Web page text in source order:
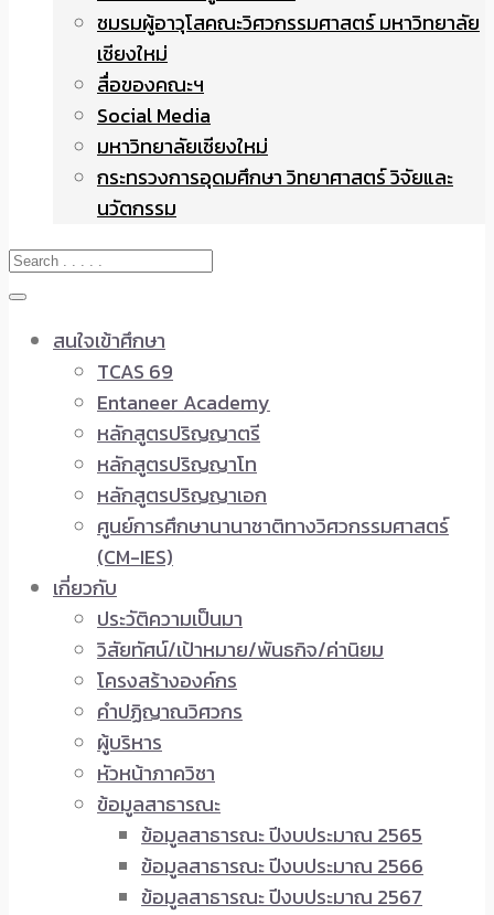
ชมรมผู้อาวุโสคณะวิศวกรรมศาสตร์ มหาวิทยาลัย
เชียงใหม่
สื่อของคณะฯ
Social Media
มหาวิทยาลัยเชียงใหม่
กระทรวงการอุดมศึกษา วิทยาศาสตร์ วิจัยและ
นวัตกรรม
สนใจเข้าศึกษา
TCAS 69
Entaneer Academy
หลักสูตรปริญญาตรี
หลักสูตรปริญญาโท
หลักสูตรปริญญาเอก
ศูนย์การศึกษานานาชาติทางวิศวกรรมศาสตร์
(CM-IES)
เกี่ยวกับ
ประวัติความเป็นมา
วิสัยทัศน์/เป้าหมาย/พันธกิจ/ค่านิยม
โครงสร้างองค์กร
คำปฏิญาณวิศวกร
ผู้บริหาร
หัวหน้าภาควิชา
ข้อมูลสาธารณะ
ข้อมูลสาธารณะ ปีงบประมาณ 2565
ข้อมูลสาธารณะ ปีงบประมาณ 2566
ข้อมูลสาธารณะ ปีงบประมาณ 2567